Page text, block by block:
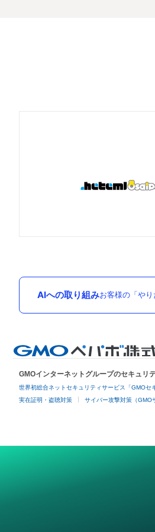
AIへの取り組みお客様の「や
GMOインターネットグループのセキュリ
世界初総合ネットセキュリティサービス「GMOセ
実在証明・盗聴対策 サイバー攻撃対策（GMO